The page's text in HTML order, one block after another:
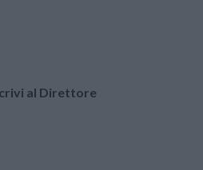
al Direttore